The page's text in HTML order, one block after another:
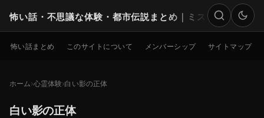
怖い話・不思議な体験・都市伝説まとめ｜ミステリー
検索
怖い話まとめ このサイトについて メンバーシップ サイトマップ
ホーム 心霊体験 白い影の正体
白い影の正体